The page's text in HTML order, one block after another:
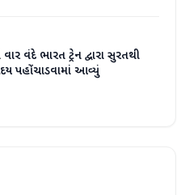
વંદે ભારત ટ્રેન દ્વારા સુરતથી
પહોંચાડવામાં આવ્યું